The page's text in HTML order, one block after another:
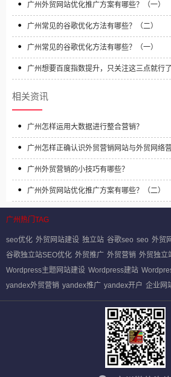
广州外贸网站优化推广方案有哪些？（一）
广州常见的谷歌优化方法有哪些？（二）
广州常见的谷歌优化方法有哪些？（一）
广州想要百度指数提升，只关注这三点就行了
相关资讯
广州怎样运用大数据进行整合营销？
广州怎样正确认识外贸营销网站与外贸网络营
广州外贸营销的小技巧有哪些？
广州外贸网站优化推广方案有哪些？（二）
广州热门TAG
seo优化 外贸网站建设 独立站 谷歌seo seo 外贸
谷歌独立站SEO优化 外贸推广 外贸营销 外贸独立
Wordpress主题网站建设 Wordpress建站
yandex外贸营销 yandex推广 yandex开户 企业网